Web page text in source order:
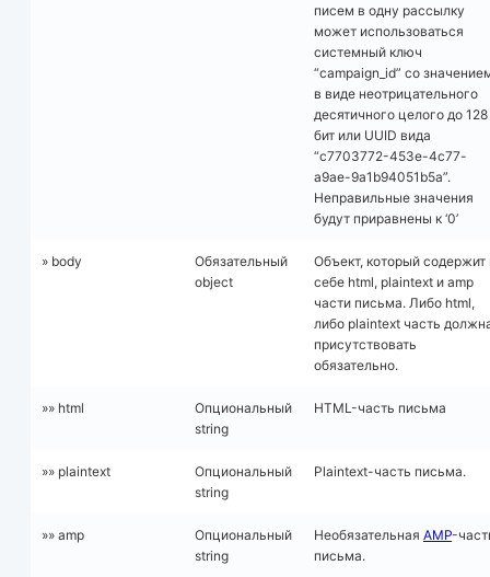
писем в одну рассылку
может использоваться
системный ключ
“campaign_id” со
в виде неотрицательного
десятичного целого до 128
бит или UUID вида
“c7703772-453e-4c77-
a9ae-9a1b94051b5a”.
Неправильные значения
будут приравнены к ‘0’
» body
Обязательный
object
Объект, который содержит
себе html, plaintext и amp
части письма. Либо html,
либо plaintext часть
присутствовать
обязательно.
»» html
Опциональный
string
HTML-часть письма
»» plaintext
Опциональный
string
Plaintext-часть письма.
»» amp
Опциональный
string
Необязательная AMP-
письма.